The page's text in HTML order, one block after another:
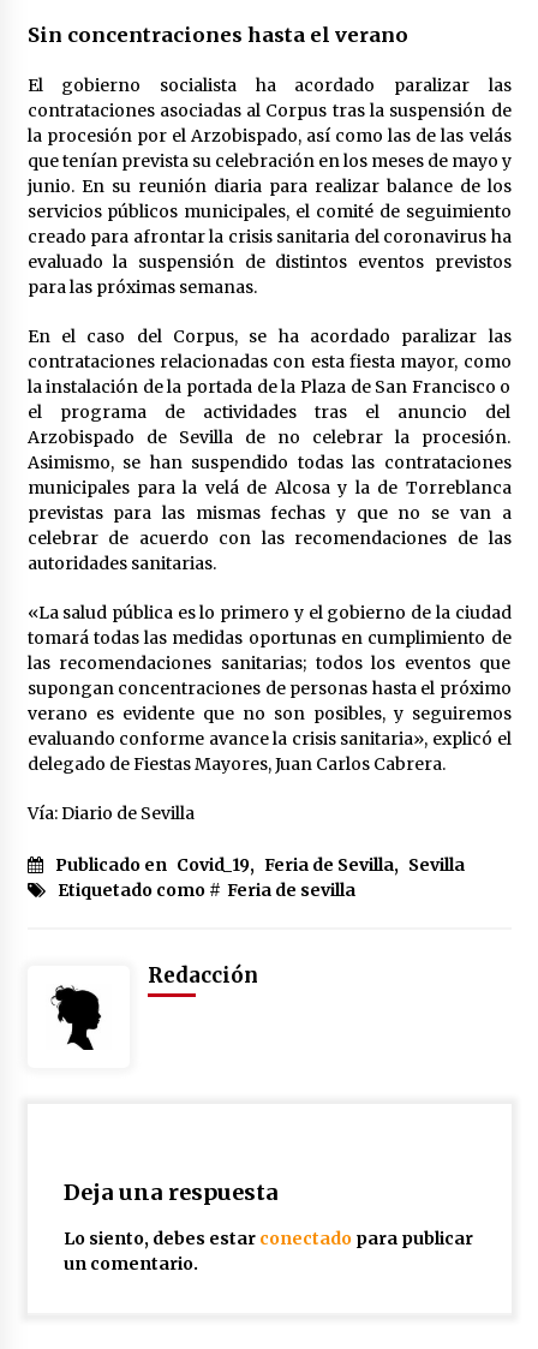
Sin concentraciones hasta el verano
El gobierno socialista ha acordado paralizar las
contrataciones asociadas al Corpus tras la suspensión de
la procesión por el Arzobispado, así como las de las velás
que tenían prevista su celebración en los meses de mayo y
junio. En su reunión diaria para realizar balance de los
servicios públicos municipales, el comité de seguimiento
creado para afrontar la crisis sanitaria del coronavirus ha
evaluado la suspensión de distintos eventos previstos
para las próximas semanas.
En el caso del Corpus, se ha acordado paralizar las
contrataciones relacionadas con esta fiesta mayor, como
la instalación de la portada de la Plaza de San Francisco o
el programa de actividades tras el anuncio del
Arzobispado de Sevilla de no celebrar la procesión.
Asimismo, se han suspendido todas las contrataciones
municipales para la velá de Alcosa y la de Torreblanca
previstas para las mismas fechas y que no se van a
celebrar de acuerdo con las recomendaciones de las
autoridades sanitarias.
«La salud pública es lo primero y el gobierno de la ciudad
tomará todas las medidas oportunas en cumplimiento de
las recomendaciones sanitarias; todos los eventos que
supongan concentraciones de personas hasta el próximo
verano es evidente que no son posibles, y seguiremos
evaluando conforme avance la crisis sanitaria», explicó el
delegado de Fiestas Mayores, Juan Carlos Cabrera.
Vía: Diario de Sevilla
Publicado en Covid_19, Feria de Sevilla, Sevilla
Etiquetado como # Feria de sevilla
Redacción
Deja una respuesta
Lo siento, debes estar conectadopara publicar
un comentario.